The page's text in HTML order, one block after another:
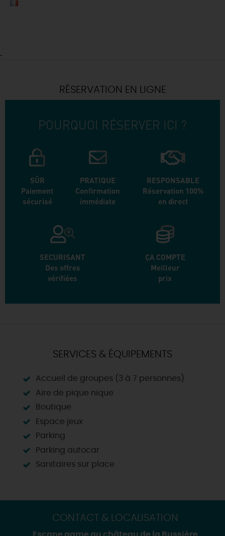
RÉSERVATION EN LIGNE
POURQUOI RÉSERVER ICI ?
SÛR
Paiement
sécurisé
PRATIQUE
Confirmation
immédiate
RESPONSABLE
Réservation 100%
en direct
SECURISANT
Des offres
vérifiées
ÇA COMPTE
Meilleur
prix
SERVICES & ÉQUIPEMENTS
Accueil de groupes (3 à 7 personnes)
Aire de pique nique
Boutique
Espace jeux
Parking
Parking autocar
Sanitaires sur place
CONTACT & LOCALISATION
Escape game au château de la Bussière